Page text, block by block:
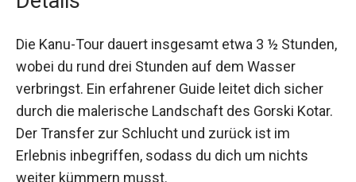
Details
Die Kanu-Tour dauert insgesamt etwa 3 ½
Stunden, wobei du rund drei Stunden auf dem
Wasser verbringst. Ein erfahrener Guide leitet
dich sicher durch die malerische Landschaft des
Gorski Kotar. Der Transfer zur Schlucht und